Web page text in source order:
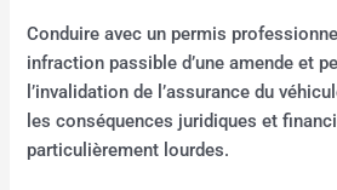
Conduire avec un permis
infraction passible d’une amende et
l’invalidation de l’assurance du
les conséquences juridiques et
particulièrement lourdes.